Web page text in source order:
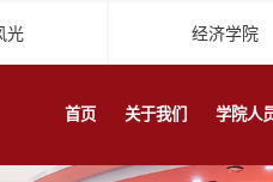
光 经济学院
首页 关于我们 学院人